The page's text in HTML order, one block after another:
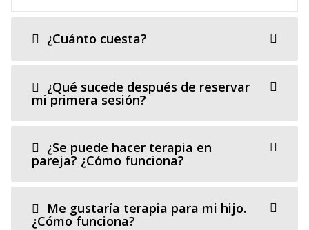
¿Cuánto cuesta?
¿Qué sucede después de reservar
mi primera sesión?
¿Se puede hacer terapia en
pareja? ¿Cómo funciona?
Me gustaría terapia para mi hijo.
¿Cómo funciona?